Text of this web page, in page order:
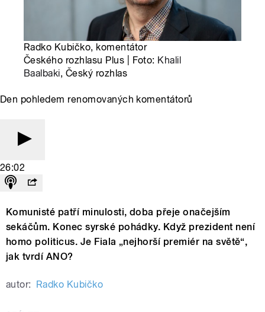
Radko Kubičko, komentátor
Českého rozhlasu Plus | Foto: Khalil
Baalbaki, Český rozhlas
Den pohledem renomovaných komentátorů
26:02
Komunisté patří minulosti, doba přeje onačejším
sekáčům. Konec syrské pohádky. Když prezident není
homo politicus. Je Fiala „nejhorší premiér na světě“,
jak tvrdí ANO?
autor: Radko Kubičko